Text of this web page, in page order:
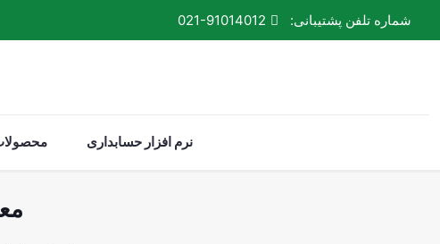
شماره تلفن پشتیبانی: 021-91014012
نرم افزار حسابداری